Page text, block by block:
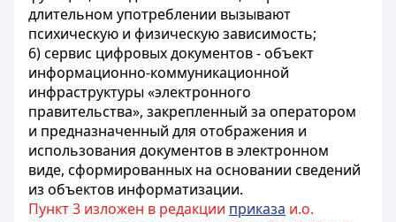
длительном употреблении вызывают
психическую и физическую зависимость;
6) сервис цифровых документов - объект
информационно-коммуникационной
инфраструктуры «электронного
правительства», закрепленный за оператором
и предназначенный для отображения и
использования документов в электронном
виде, сформированных на основании сведений
из объектов информатизации.
Пункт 3 изложен в редакции приказа и.о.